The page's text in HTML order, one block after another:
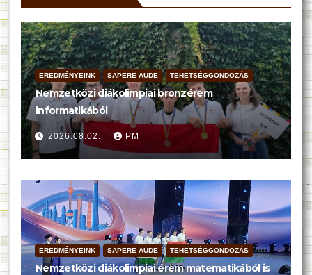
EREDMÉNYEINK SAPERE AUDE TEHETSÉGGONDOZÁS
Nemzetközi diákolimpiai bronzérem
informatikából
2026.08.02. PM
EREDMÉNYEINK SAPERE AUDE TEHETSÉGGONDOZÁS
Nemzetközi diákolimpiai érem matematikából is